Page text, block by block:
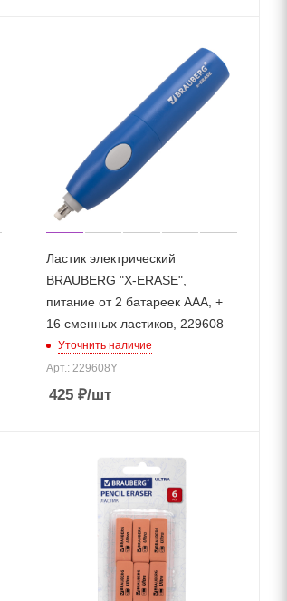
Ластик электрический
BRAUBERG "X-ERASE",
питание от 2 батареек ААА, +
16 сменных ластиков, 229608
Уточнить наличие
Арт.: 229608Y
425 ₽/шт